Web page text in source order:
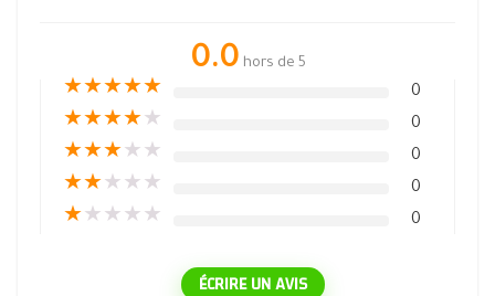
0.0 hors de 5
★★★★★ 0
★★★★★ 0
★★★★ ★ 0
★★★ ★ ★ 0
★★ ★ ★ ★ 0
ÉCRIRE UN AVIS